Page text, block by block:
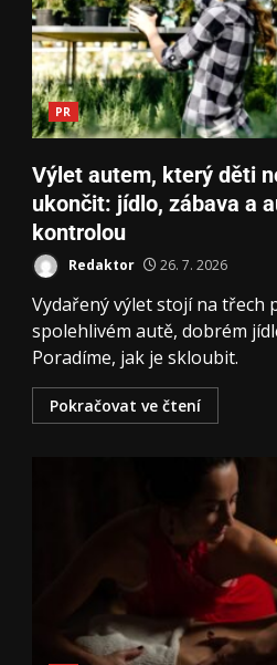
PR
Výlet autem, který děti
ukončit: jídlo, zábava a
kontrolou
Redaktor 26. 7. 2026
Vydařený výlet stojí na třech
spolehlivém autě, dobrém
Poradíme, jak je skloubit.
Pokračovat ve čtení